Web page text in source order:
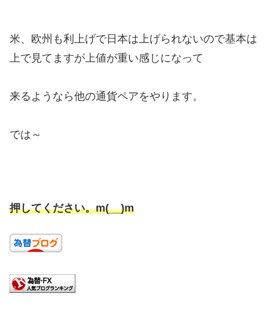
米、欧州も利上げで日本は上げられないので基本は
上で見てますが上値が重い感じになって
来るようなら他の通貨ペアをやります。
では～
押してください。m(__)m